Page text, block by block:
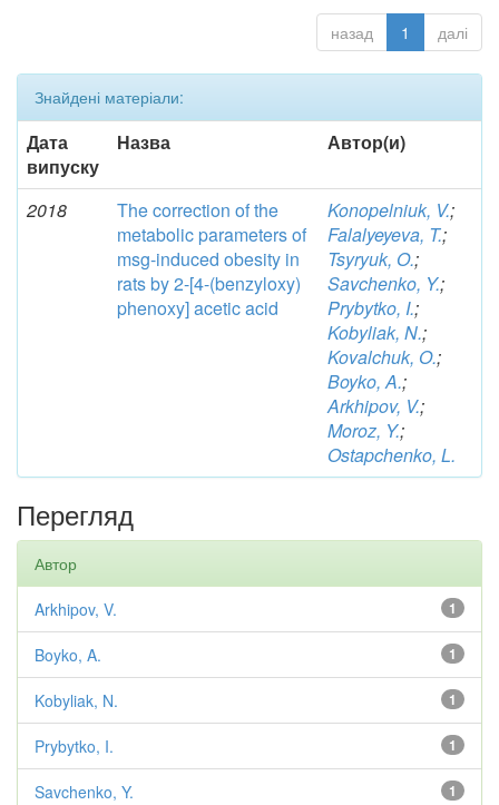
назад 1 далі
Знайдені матеріали:
Дата
випуску
Назва Автор(и)
2018
The correction of the
metabolic parameters of
msg-induced obesity in
rats by 2-[4-(benzyloxy)
phenoxy] acetic acid
Konopelniuk, V.;
Falalyeyeva, T.;
Tsyryuk, O.;
Savchenko, Y.;
Prybytko, I.;
Kobyliak, N.;
Kovalchuk, O.;
Boyko, A.;
Arkhipov, V.;
Moroz, Y.;
Ostapchenko, L.
Перегляд
Автор
1
Arkhipov, V.
1
Boyko, A.
1
Kobyliak, N.
1
Prybytko, I.
1
Savchenko, Y.